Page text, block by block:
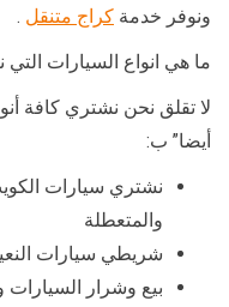
ونوفر خدمة كراج متنقل .
ما هي انواع السيارات
لا تقلق نحن نشتري كافة
أيضا” ب:
نشتري سيارات
والمتعطلة
شريطي سيارات
بيع وشرار السيارات